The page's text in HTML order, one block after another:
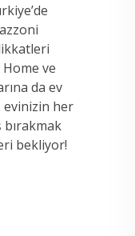
ve
da ev
evinizin her
bekliyor!